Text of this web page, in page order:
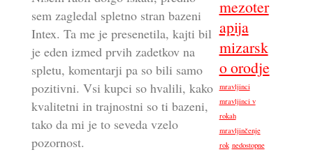
sem zagledal spletno stran bazeni
Intex. Ta me je presenetila, kajti bil
je eden izmed prvih zadetkov na
spletu, komentarji pa so bili samo
pozitivni. Vsi kupci so hvalili, kako
kvalitetni in trajnostni so ti bazeni,
tako da mi je to seveda vzelo
pozornost.
mezoter
apija
mizarsk
o orodje
mravljinci
mravljinci v
rokah
mravljinčenje
rok nedostopne